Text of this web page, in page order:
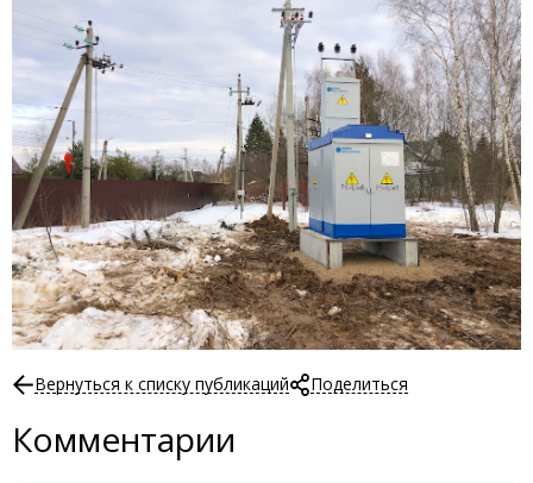
Вернуться к списку публикаций Поделиться
Комментарии